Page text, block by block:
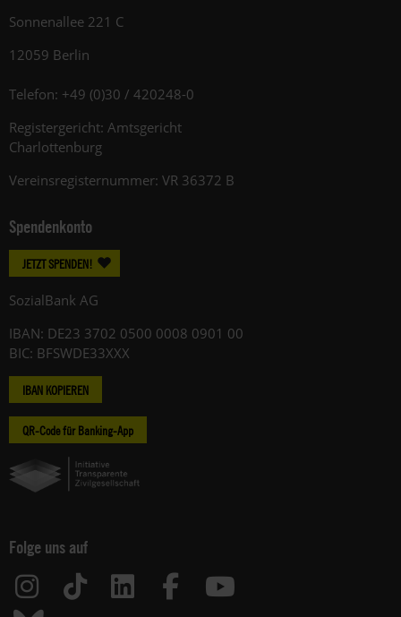
Sonnenallee 221 C
12059 Berlin
Telefon: +49 (0)30 / 420248-0
Registergericht: Amtsgericht
Charlottenburg
Vereinsregisternummer: VR 36372 B
Spendenkonto
JETZT SPENDEN!
SozialBank AG
IBAN: DE23 3702 0500 0008 0901 00
BIC: BFSWDE33XXX
IBAN KOPIEREN
QR-Code für Banking-App
Folge uns auf